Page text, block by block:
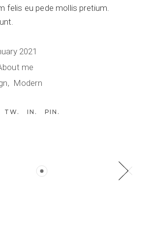
felis eu pede mollis pretium.
2021
me
Modern
TW IN PIN